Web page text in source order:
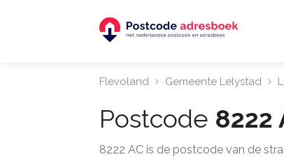
Flevoland Gemeente Lelystad
Postcode 8222
8222 AC is de postcode van de